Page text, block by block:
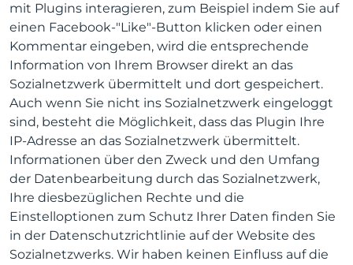
mit Plugins interagieren, zum Beispiel indem Sie auf
einen Facebook-"Like"-Button klicken oder einen
Kommentar eingeben, wird die entsprechende
Information von Ihrem Browser direkt an das
Sozialnetzwerk übermittelt und dort gespeichert.
Auch wenn Sie nicht ins Sozialnetzwerk eingeloggt
sind, besteht die Möglichkeit, dass das Plugin Ihre
IP-Adresse an das Sozialnetzwerk übermittelt.
Informationen über den Zweck und den Umfang
der Datenbearbeitung durch das Sozialnetzwerk,
Ihre diesbezüglichen Rechte und die
Einstelloptionen zum Schutz Ihrer Daten finden Sie
in der Datenschutzrichtlinie auf der Website des
Sozialnetzwerks. Wir haben keinen Einfluss auf die